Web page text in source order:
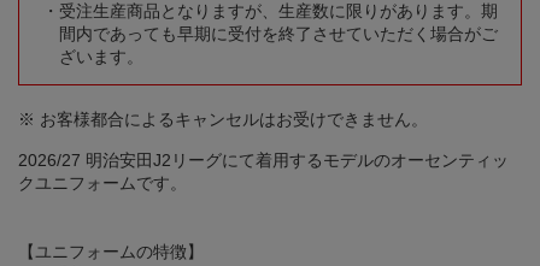
受注生産商品となりますが、生産数に限りがあります。期
間内であっても早期に受付を終了させていただく場合がご
ざいます。
※ お客様都合によるキャンセルはお受けできません。
2026/27 明治安田J2リーグにて着用するモデルのオーセンティッ
クユニフォームです。
【ユニフォームの特徴】